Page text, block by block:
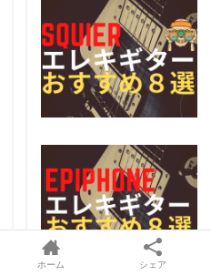
ホーム シェア